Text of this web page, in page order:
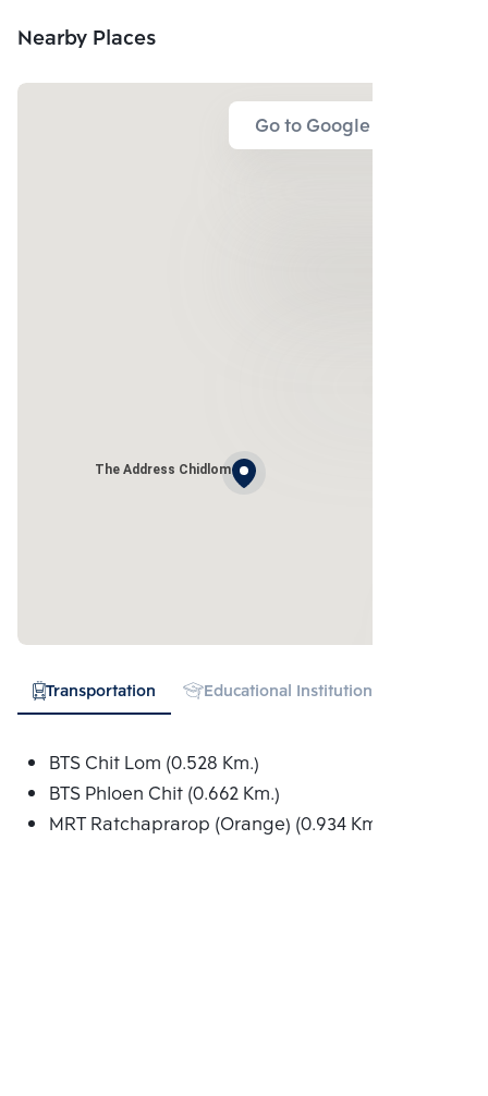
Nearby Places
Go to Google Map
The Address Chidlom
Transportation Educational Institution
BTS Chit Lom (0.528 Km.)
BTS Phloen Chit (0.662 Km.)
MRT Ratchaprarop (Orange) (0.934 Km.)